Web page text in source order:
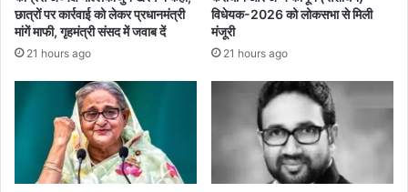
छात्रों पर कार्रवाई को लेकर प्रधानमंत्री
मांगें माफी, गृहमंत्री संसद में जवाब दें
21 hours ago
विधेयक-2026 को लोकसभा से मिली
मंजूरी
21 hours ago